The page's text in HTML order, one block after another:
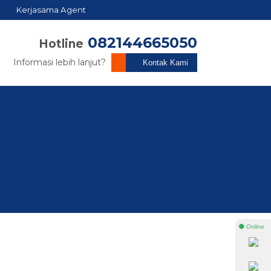
Kerjasama Agent
Hotline 082144665050
Informasi lebih lanjut? Kontak Kami
⚫ Online